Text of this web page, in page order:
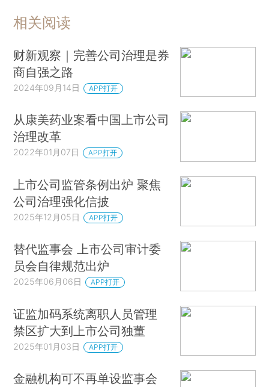
相关阅读
财新观察｜完善公司治理是券
商自强之路
2024年09月14日 APP打开
从康美药业案看中国上市公司
治理改革
2022年01月07日 APP打开
上市公司监管条例出炉 聚焦
公司治理强化信披
2025年12月05日 APP打开
替代监事会 上市公司审计委
员会自律规范出炉
2025年06月06日 APP打开
证监加码系统离职人员管理
禁区扩大到上市公司独董
2025年01月03日 APP打开
金融机构可不再单设监事会